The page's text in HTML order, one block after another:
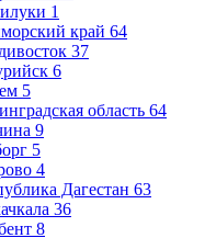
1
край 64
37
6
5
область 64
9
5
4
Дагестан 63
36
8